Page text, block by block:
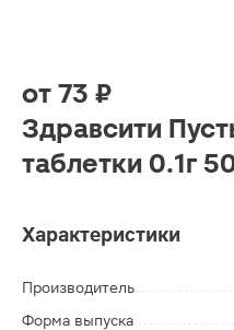
от 73 ₽
Здравсити
таблетки 0.1г
Характеристики
Производитель
Форма выпуска